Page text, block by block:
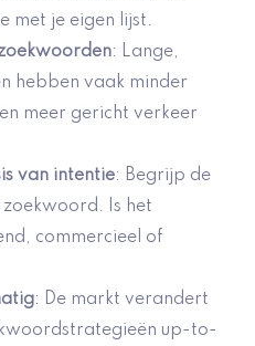
met je eigen lijst.
: Lange,
hebben vaak minder
meer gericht verkeer
van intentie: Begrijp de
Is het
commercieel of
: De markt verandert
up-to-